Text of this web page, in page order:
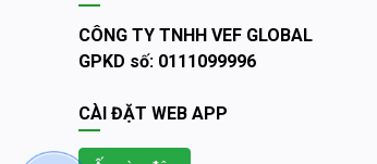
CÔNG TY TNHH VEF GLOBAL
GPKD số: 0111099996
CÀI ĐẶT WEB APP